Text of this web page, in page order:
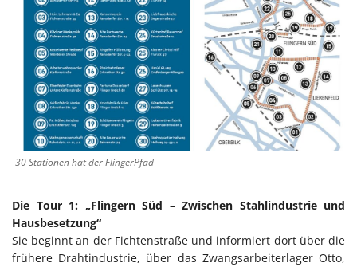
30 Stationen hat der FlingerPfad
Die Tour 1: „Flingern Süd – Zwischen Stahlindustrie und
Hausbesetzung“
Sie beginnt an der Fichtenstraße und informiert dort über die
frühere Drahtindustrie, über das Zwangsarbeiterlager Otto,